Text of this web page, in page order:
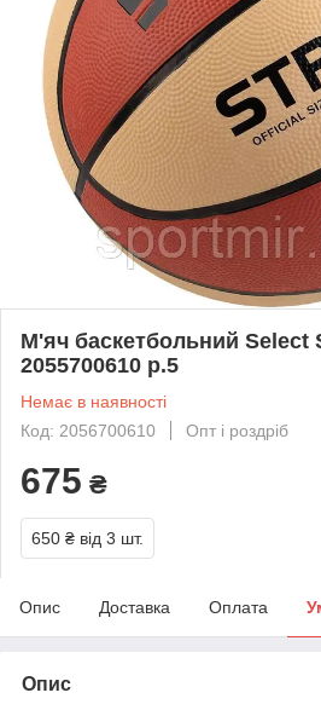
М'яч баскетбольний Select
2055700610 р.5
Немає в наявності
Код: 2056700610
Опт і роздріб
675 ₴
650 ₴ від 3 шт.
Опис Доставка Оплата
Опис